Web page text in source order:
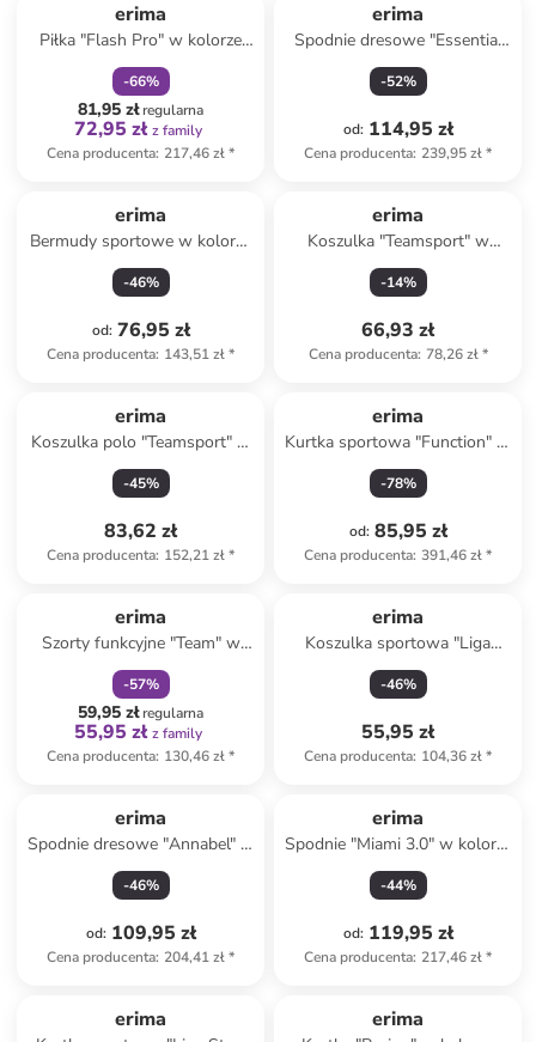
erima
Piłka "Flash Pro" w kolorze
granatowo-zielono-różowym
do piłki ręcznej
-66%
81,95 złregularna
72,95 zł z family
Cena producenta: 217,46 zł*
erima
Spodnie dresowe "Essential
Team" w kolorze granatowym
-52%
od: 114,95 zł
Cena producenta: 239,95 zł*
erima
Bermudy sportowe w kolorze
czarnym
-46%
od: 76,95 zł
Cena producenta: 143,51 zł*
erima
Koszulka "Teamsport" w
kolorze turkusowym
-14%
66,93 zł
Cena producenta: 78,26 zł*
erima
Koszulka polo "Teamsport" w
kolorze czerwonym
-45%
83,62 zł
Cena producenta: 152,21 zł*
erima
Kurtka sportowa "Function" w
kolorze granatowym
-78%
od: 85,95 zł
Cena producenta: 391,46 zł*
erima
Szorty funkcyjne "Team" w
kolorze czarnym
-57%
59,95 złregularna
55,95 zł z family
Cena producenta: 130,46 zł*
erima
Koszulka sportowa "Liga
Trikot" w kolorze granatowym
-46%
55,95 zł
Cena producenta: 104,36 zł*
erima
Spodnie dresowe "Annabel" w
kolorze czarnym
-46%
od: 109,95 zł
Cena producenta: 204,41 zł*
erima
Spodnie "Miami 3.0" w kolorze
czarnym
-44%
od: 119,95 zł
Cena producenta: 217,46 zł*
erima erima